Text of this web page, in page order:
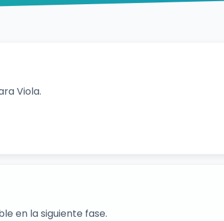
Viola.
en la siguiente fase.